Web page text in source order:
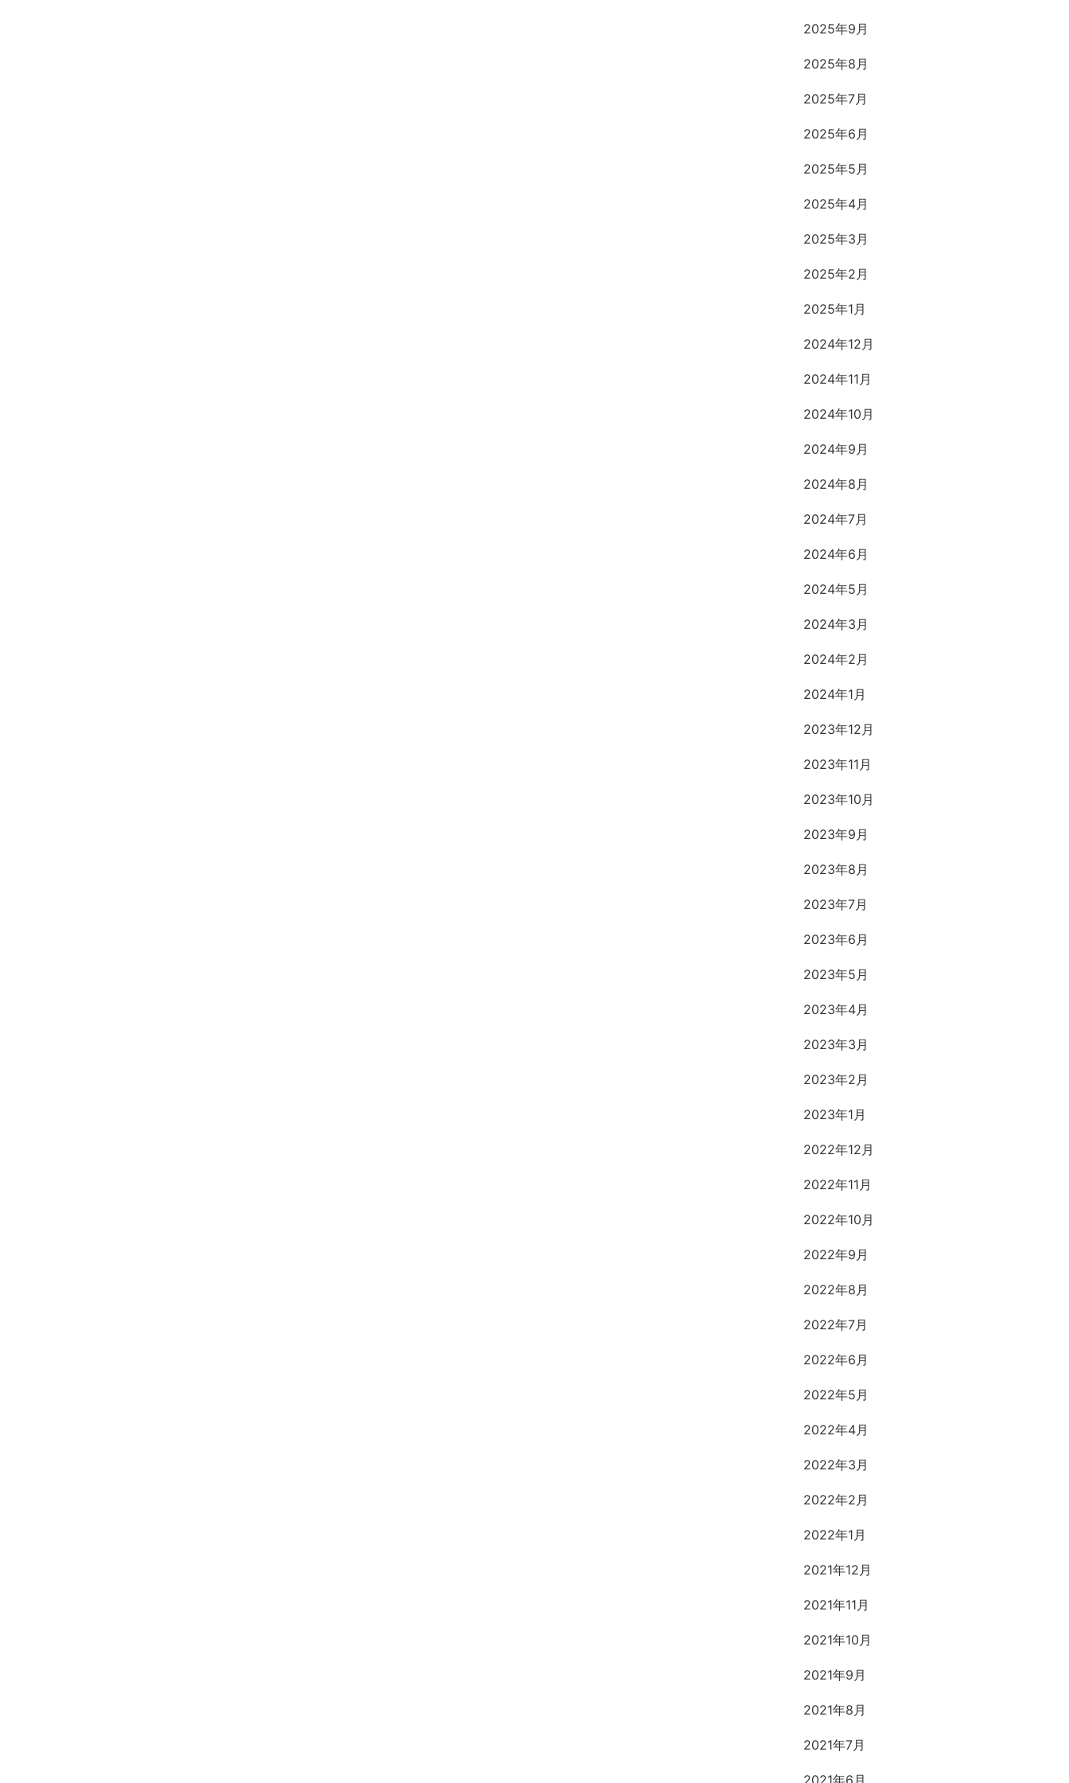
2025年9月
2025年8月
2025年7月
2025年6月
2025年5月
2025年4月
2025年3月
2025年2月
2025年1月
2024年12月
2024年11月
2024年10月
2024年9月
2024年8月
2024年7月
2024年6月
2024年5月
2024年3月
2024年2月
2024年1月
2023年12月
2023年11月
2023年10月
2023年9月
2023年8月
2023年7月
2023年6月
2023年5月
2023年4月
2023年3月
2023年2月
2023年1月
2022年12月
2022年11月
2022年10月
2022年9月
2022年8月
2022年7月
2022年6月
2022年5月
2022年4月
2022年3月
2022年2月
2022年1月
2021年12月
2021年11月
2021年10月
2021年9月
2021年8月
2021年7月